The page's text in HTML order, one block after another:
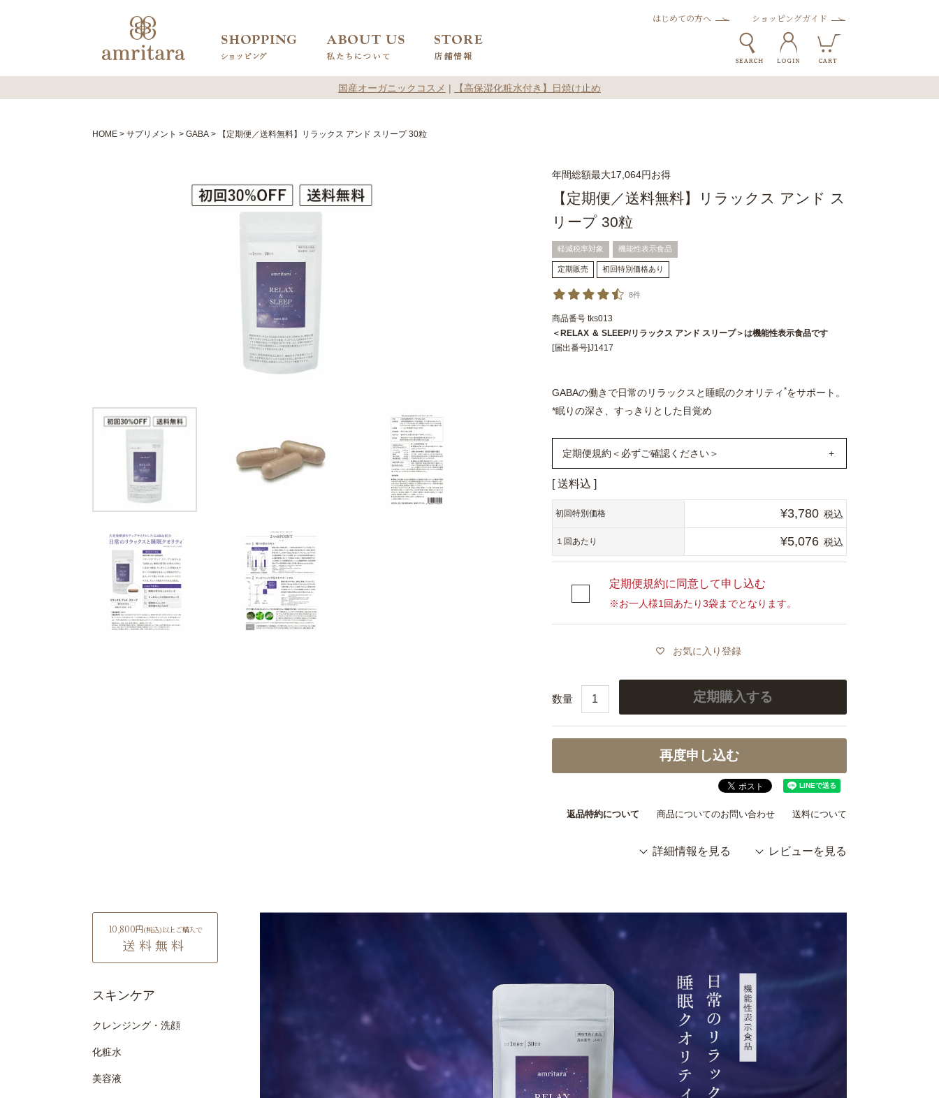
はじめての方へ ショッピングガイド
国産オーガニックコスメ | 【高保湿化粧水付き】日焼け止め
HOME サプリメント GABA 【定期便／送料無料】リラックス アンド スリープ 30粒
年間総額最大17,064円お得
【定期便／送料無料】リラックス アンド ス
リープ 30粒
軽減税率対象 機能性表示食品
定期販売 初回特別価格あり
8件
商品番号 tks013
＜RELAX ＆ SLEEP/リラックス アンド スリープ＞は機能性表示食品です
[届出番号]J1417
GABAの働きで日常のリラックスと睡眠のクオリティ *をサポート。
*眠りの深さ、すっきりとした目覚め
定期便規約＜必ずご確認ください＞
1年定期購入いただくと、通常購入より17,064円お得に！
定期便は、その都度ご注文いただかなくても、お客様から中止
のご連絡をいただくまで毎月定期的に商品をお届けするサービ
※4回目のお届けが完了するまで数量の変更・解約はできませ
んので、定期便お申し込み前にまずは通常購入いただき、お
※解約のご連絡がない場合、5回目以降も継続してお届けいた
※お一人様最大3袋までお申し込みいただけますが、初回限定
※お支払いはクレジットカードとamazon payのみとなってお
※システム上、定期便商品と通常商品を一緒にご購入いただく
ことや、一緒にお届けすることができません。予めご了承く
※商品はポスト投函の「メール便」でのお届けになります。ポ
スト投函口が小さい場合、対面にてお渡しになりますので、
ご不在時には「不在通知」より直接配送会社へ再配達をご依
頼ください。お申し込みステップでご指定いただく「お届け
日」は、当社からの「出荷日の目安」となりご到着日ではご
ざいません。お届け目安は1～３日ですが多少前後する場合
送料込
初回特別価格 ¥3,780 税込
１回あたり ¥5,076 税込
定期便規約に同意して申し込む
※お一人様1回あたり3袋までとなります。
お気に入り登録
定期購入する
再度申し込む
返品特約について 商品についてのお問い合わせ 送料について
詳細情報を見る レビューを見る
10,800円(税込)以上ご購入で
送料無料
スキンケア
クレンジング・洗顔
化粧水
美容液